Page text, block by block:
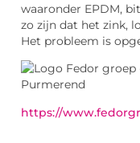
waaronder EPDM,
zo zijn dat het zink,
Het probleem is
https://